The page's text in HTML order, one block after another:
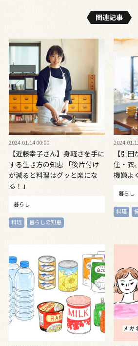
関連記事
2024.01.14 00:00
【近藤幸子さん】身軽さを手に
する生き方の知恵 「後片付け
が減ると料理はグッと楽にな
る！」
暮らし
料理 暮らしの知恵
【引
住・衣
機嫌よ
暮らし
料理